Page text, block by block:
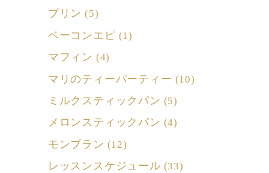
プリン (5)
ベーコンエピ (1)
マフィン (4)
マリのティーパーティー (10)
ミルクスティックパン (5)
メロンスティックパン (4)
モンブラン (12)
レッスンスケジュール (33)